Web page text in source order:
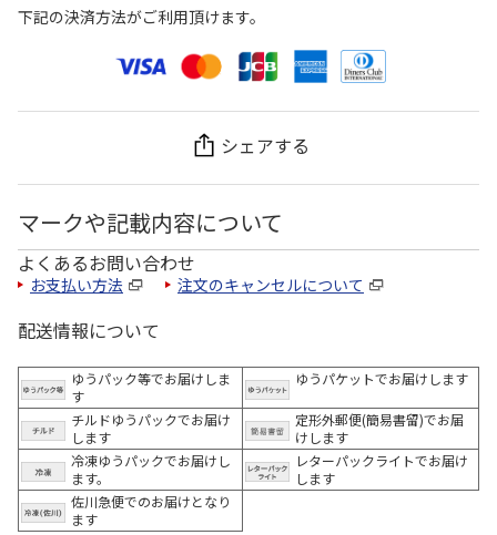
下記の決済方法がご利用頂けます。
シェアする
マークや記載内容について
よくあるお問い合わせ
お支払い方法 注文のキャンセルについて
配送情報について
ゆうパック等でお届けしま
す
ゆうパケットでお届けします
チルドゆうパックでお届け
します
定形外郵便(簡易書留)でお届
けします
冷凍ゆうパックでお届けし
ます。
レターパックライトでお届け
します
佐川急便でのお届けとなり
ます